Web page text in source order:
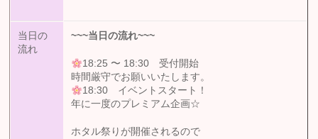
当日の
流れ
~~~当日の流れ~~~
18:25 〜 18:30 受付開始
時間厳守でお願いいたします。
18:30 イベントスタート！
年に一度のプレミアム企画☆
ホタル祭りが開催されるので